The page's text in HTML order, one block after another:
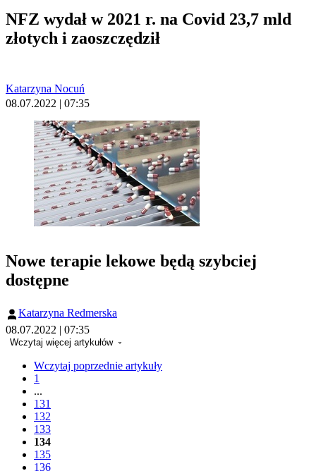
NFZ wydał w 2021 r. na Covid 23,7 mld
złotych i zaoszczędził
Katarzyna Nocuń
08.07.2022 | 07:35
Nowe terapie lekowe będą szybciej
dostępne
Katarzyna Redmerska
08.07.2022 | 07:35
Wczytaj więcej artykułów
Wczytaj poprzednie artykuły
1
...
131
132
133
134
135
136